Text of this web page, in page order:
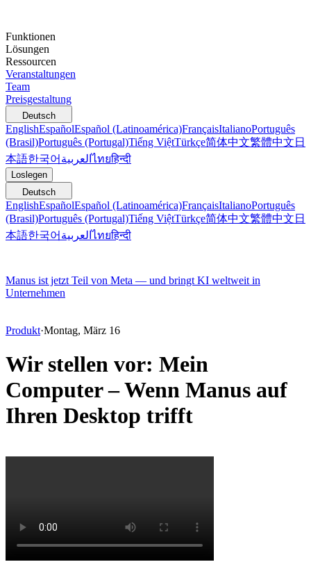
Funktionen
Lösungen
Ressourcen
Veranstaltungen
Team
Preisgestaltung
Deutsch
EnglishEspañolEspañol (Latinoamérica)FrançaisItalianoPortuguês
(Brasil)Português (Portugal)Tiếng ViệtTürkçe简体中文繁體中文 日
本語한국어 العربيةไทยहिन्दी
Loslegen
Deutsch
EnglishEspañolEspañol (Latinoamérica)FrançaisItalianoPortuguês
(Brasil)Português (Portugal)Tiếng ViệtTürkçe简体中文繁體中文 日
本語한국어 العربيةไทยहिन्दी
Manus ist jetzt Teil von Meta — und bringt KI weltweit in
Unternehmen
Produkt·Montag, März 16
Wir stellen vor: Mein
Computer – Wenn Manus auf
Ihren Desktop trifft